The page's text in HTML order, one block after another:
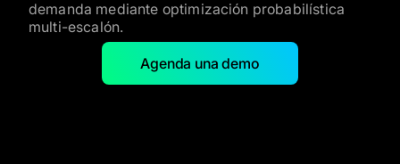
demanda mediante optimización probabilística
multi-escalón.
Agenda una demo